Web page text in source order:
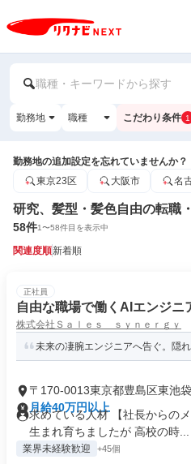
職種・キーワードから探す
勤務地 職種 こだわり条件 1
勤務地の追加設定を忘れていませんか？
東京23区
大阪市 名
研究、髪型・髪色自由の転職
58件1〜58件目を表示中
関連度順新着順
正社員
自由な職場で働くAIエンジニ
株式会社Ｓａｌｅｓ ｓｙｎｅｒｇｙ
未来の凄腕エンジニアへ告ぐ。隠
〒170-0013東京都豊島区東池袋
月給40万円以上
求めている人材 【社長からの
生まれ育ちましたが 高校の時...
業界未経験歓迎 +45個